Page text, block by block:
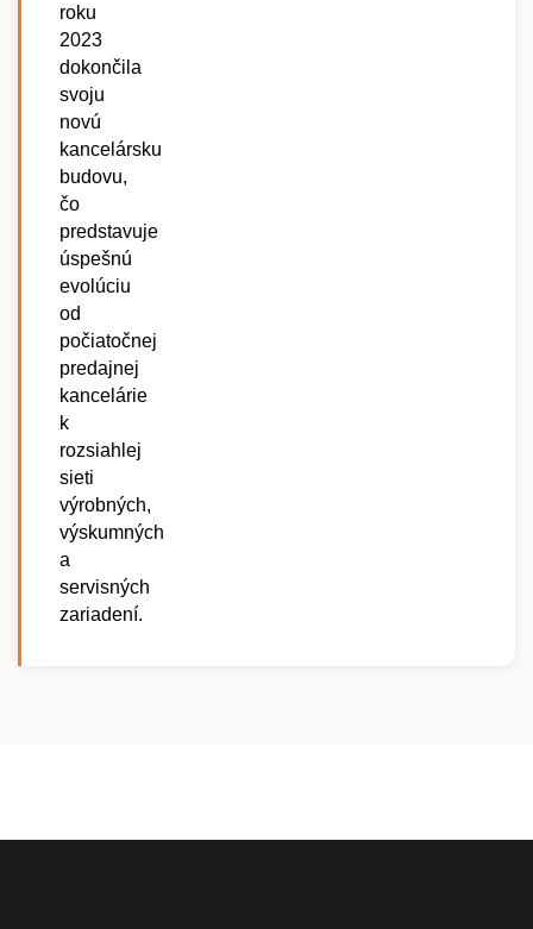
roku
2023
dokončila
svoju
novú
kancelársku
budovu,
čo
predstavuje
úspešnú
evolúciu
od
počiatočnej
predajnej
kancelárie
k
rozsiahlej
sieti
výrobných,
výskumných
a
servisných
zariadení.